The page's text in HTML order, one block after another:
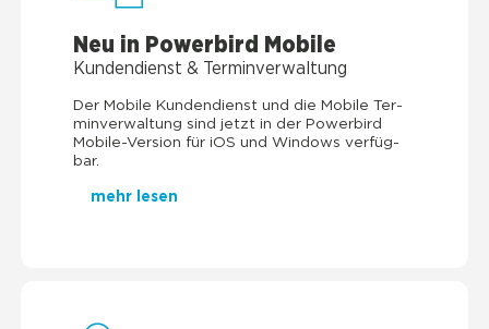
Neu in Power­bird Mobi­le
Kun­den­dienst & Ter­min­ver­wal­tung
Der Mobi­le Kun­den­dienst und die Mobi­le Ter­
min­ver­wal­tung sind jetzt in der Power­bird
Mobi­le-Ver­si­on für iOS und Win­dows ver­füg­
bar.
mehr lesen